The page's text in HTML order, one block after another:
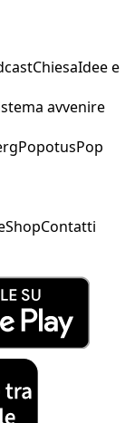
ChiesaIdee e
avvenire
PopotusPop
ShopContatti